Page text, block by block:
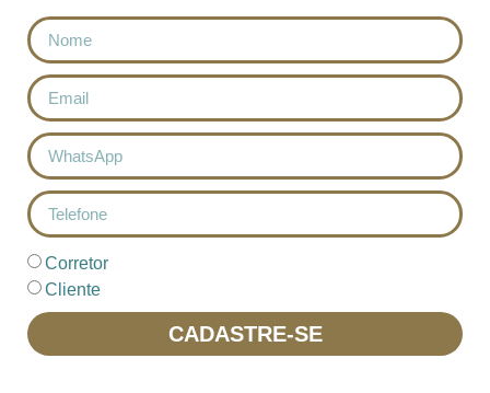
Corretor
Cliente
CADASTRE-SE